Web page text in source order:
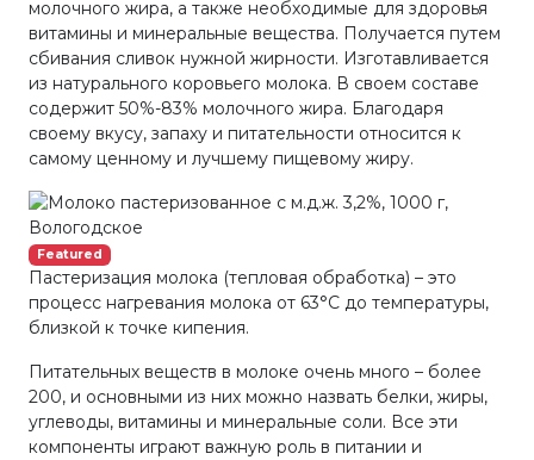
молочного жира, а также необходимые для здоровья
витамины и минеральные вещества. Получается путем
сбивания сливок нужной жирности. Изготавливается
из натурального коровьего молока. В своем составе
содержит 50%-83% молочного жира. Благодаря
своему вкусу, запаху и питательности относится к
самому ценному и лучшему пищевому жиру.
Featured
Пастеризация молока (тепловая обработка) – это
процесс нагревания молока от 63°С до температуры,
близкой к точке кипения.
Питательных веществ в молоке очень много – более
200, и основными из них можно назвать белки, жиры,
углеводы, витамины и минеральные соли. Все эти
компоненты играют важную роль в питании и